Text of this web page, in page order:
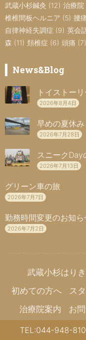
TEL:044-948-
武蔵小杉鍼灸 (12) 治療院
椎椎間板ヘルニア (5) 腰
自律神経失調症 (9) 英会
森 (11) 頚椎症 (6) 頭痛 (7)
News&Blog
トイストーリ
2026年8月4日
早めの夏休み
2026年7月28日
スニークDay
2026年7月13日
グリーン車の旅
2026年7月7日
勤務時間変更のお知ら
2026年7月2日
武蔵小杉はり
初めての方へ
ス
治療院案内
お
プライバシ